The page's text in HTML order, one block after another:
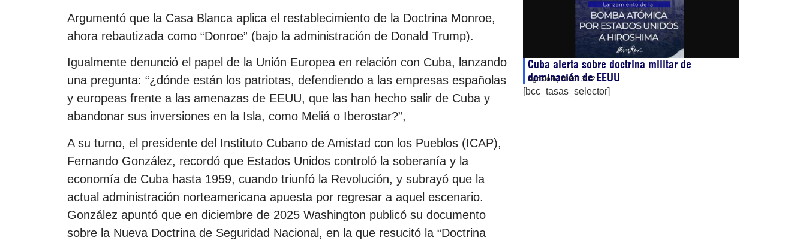
Argumentó que la Casa Blanca aplica el restablecimiento de la Doctrina Monroe,
ahora rebautizada como “Donroe” (bajo la administración de Donald Trump).
Igualmente denunció el papel de la Unión Europea en relación con Cuba, lanzando
una pregunta: “¿dónde están los patriotas, defendiendo a las empresas españolas
y europeas frente a las amenazas de EEUU, que las han hecho salir de Cuba y
abandonar sus inversiones en la Isla, como Meliá o Iberostar?”,
A su turno, el presidente del Instituto Cubano de Amistad con los Pueblos (ICAP),
Fernando González, recordó que Estados Unidos controló la soberanía y la
economía de Cuba hasta 1959, cuando triunfó la Revolución, y subrayó que la
actual administración norteamericana apuesta por regresar a aquel escenario.
González apuntó que en diciembre de 2025 Washington publicó su documento
sobre la Nueva Doctrina de Seguridad Nacional, en la que resucitó la “Doctrina
Cuba alerta sobre doctrina militar de
dominación de EEUU
agosto 6, 202613:32
[bcc_tasas_selector]